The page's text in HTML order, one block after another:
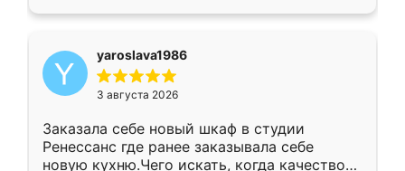
yaroslava1986
3 августа 2026
Заказала себе новый шкаф в студии
Ренессанс где ранее заказывала себе
новую кухню.Чего искать, когда качеством